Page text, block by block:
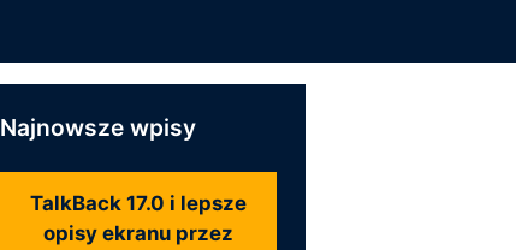
Najnowsze wpisy
TalkBack 17.0 i lepsze
opisy ekranu przez